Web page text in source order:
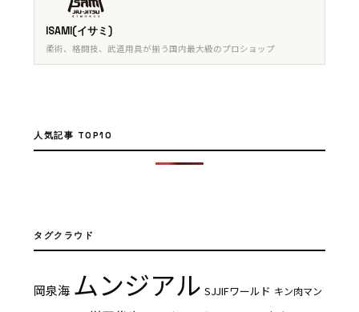
ISAMI(イサミ)
柔術、格闘技、武道用具が揃う国内最大級のプロショップ
人気記事 TOP10
タグクラウド
岡泉海 ムンジアル SJJIFワールド キン肉マン